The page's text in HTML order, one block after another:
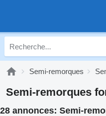
Semi-remorques
Semi-remorques
28 annonces: Semi-